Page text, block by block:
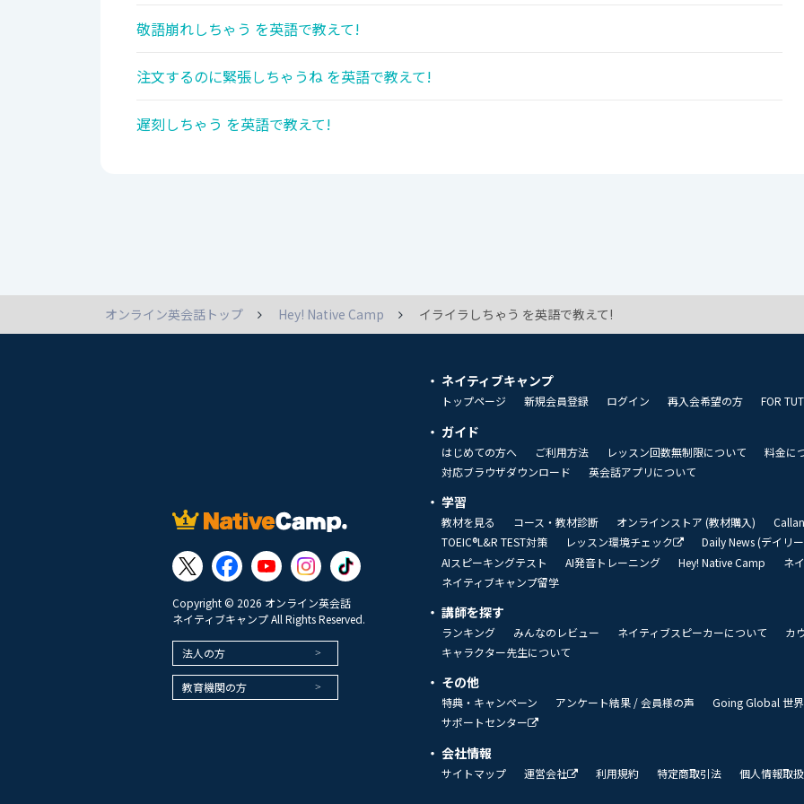
敬語崩れしちゃう を英語で教えて!
注文するのに緊張しちゃうね を英語で教えて!
遅刻しちゃう を英語で教えて!
オンライン英会話トップ Hey! Native Camp イライラしちゃう を英語で教えて!
Copyright © 2026 オンライン英会話
ネイティブキャンプ All Rights Reserved.
法人の方
教育機関の方
ネイティブキャンプ
トップページ 新規会員登録 ログイン 再入会希望の方 FOR
ガイド
はじめての方へ ご利用方法 レッスン回数無制限について
料金に
対応ブラウザダウンロード
英会話アプリについて
学習
教材を見る コース・教材診断 オンラインストア (教材購入)
TOEIC®L&R TEST対策
レッスン環境チェック
Daily News (デイリ
AIスピーキングテスト
AI発音トレーニング Hey! Native Camp
ネ
ネイティブキャンプ留学
講師を探す
ランキング みんなのレビュー ネイティブスピーカーについて
カ
キャラクター先生について
その他
特典・キャンペーン アンケート結果 / 会員様の声
Going Global 世
サポートセンター
会社情報
サイトマップ 運営会社 利用規約 特定商取引法 個人情報取